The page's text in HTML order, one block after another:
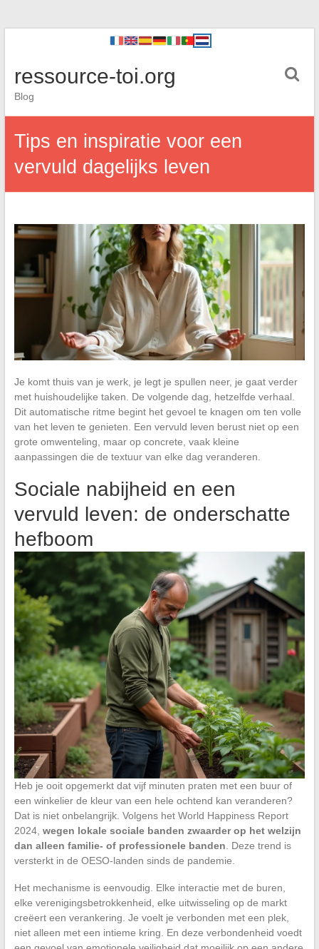
ressource-toi.org
Blog
Tips en inspiratie voor een
vervuld dagelijks leven
Je komt thuis van je werk, je legt je spullen neer, je gaat verder
met huishoudelijke taken. De volgende dag, hetzelfde verhaal.
Dit automatische ritme begint het gevoel te knagen om ten volle
van het leven te genieten. Een vervuld leven berust niet op een
grote omwenteling, maar op concrete, vaak kleine
aanpassingen die de textuur van elke dag veranderen.
Sociale nabijheid en een
vervuld leven: de onderschatte
hefboom
Heb je ooit opgemerkt dat vijf minuten praten met een buur of
een winkelier de kleur van een hele ochtend kan veranderen?
Dat is niet onbelangrijk. Volgens het World Happiness Report
2024, wegen lokale sociale banden zwaarder op het welzijn
dan alleen familie- of professionele banden . Deze trend is
versterkt in de OESO-landen sinds de pandemie.
Het mechanisme is eenvoudig. Elke interactie met de buren,
elke verenigingsbetrokkenheid, elke uitwisseling op de markt
creëert een verankering. Je voelt je verbonden met een plek,
niet alleen met een intieme kring. En deze verbondenheid voedt